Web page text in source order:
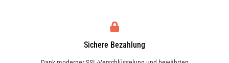
Sichere Bezahlung